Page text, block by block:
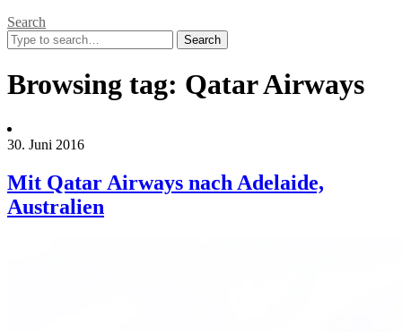
Search
Search
for:
Browsing tag: Qatar Airways
30. Juni 2016
Mit Qatar Airways nach Adelaide,
Australien